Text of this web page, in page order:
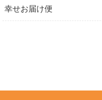
幸せお届け便